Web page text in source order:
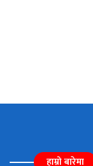
हाम्रो बारेमा